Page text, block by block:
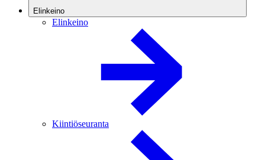
Elinkeino
Elinkeino
Kiintiöseuranta